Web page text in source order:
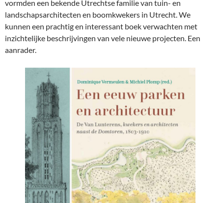
vormden een bekende Utrechtse familie van tuin- en
landschapsarchitecten en boomkwekers in Utrecht . We
kunnen een prachtig en interessant boek verwachten met
inzichtelijke beschrijvingen van vele nieuwe projecten. Een
aanrader.